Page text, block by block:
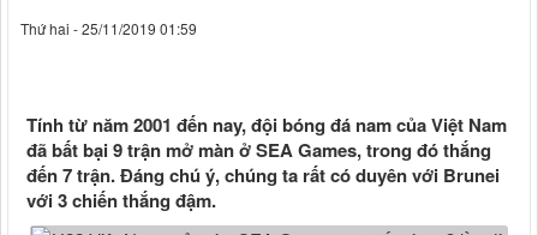
Thứ hai - 25/11/2019 01:59
Tính từ năm 2001 đến nay, đội bóng đá nam của Việt Nam
đã bất bại 9 trận mở màn ở SEA Games, trong đó thắng
đến 7 trận. Đáng chú ý, chúng ta rất có duyên với Brunei
với 3 chiến thắng đậm.